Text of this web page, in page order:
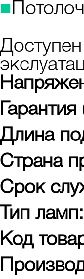
■
Гарантия
Длина
Страна
Срок
Тип ламп:
Код